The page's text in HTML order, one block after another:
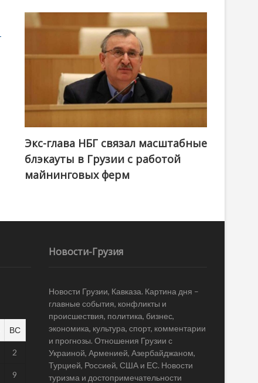
Экс-глава НБГ связал масштабные
блэкауты в Грузии с работой
майнинговых ферм
ВС
2
9
Новости-Грузия
Новости Грузии, Кавказа. Картина дня –
главные события, конфликты и
происшествия, политика, бизнес,
экономика, культура, спорт, комментарии
и прогнозы. Отношения Грузии с
Украиной, Арменией, Азербайджаном,
Турцией, Россией, США и ЕС. Новости
туризма и достопримечательности